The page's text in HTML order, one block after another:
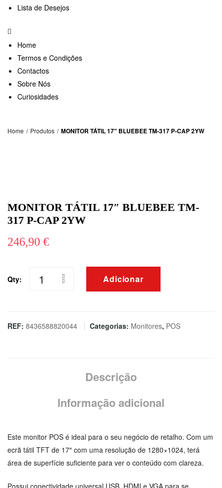
Lista de Desejos
Home
Termos e Condições
Contactos
Sobre Nós
Curiosidades
Home / Produtos / MONITOR TÁTIL 17″ BLUEBEE TM-317 P-CAP 2YW
MONITOR TÁTIL 17″ BLUEBEE TM-
317 P-CAP 2YW
246,90 €
Qty:
Quantidade
TÁTIL
Adicionar
REF: 8436588820044 Categorias: Monitores, POS
Descrição
Informação adicional
Este monitor POS é ideal para o seu negócio de retalho. Com um
ecrã tátil TFT de 17″ com uma resolução de 1280×1024, terá
área de superfície suficiente para ver o conteúdo com clareza.
Possui conectividade universal USB, HDMI e VGA para se